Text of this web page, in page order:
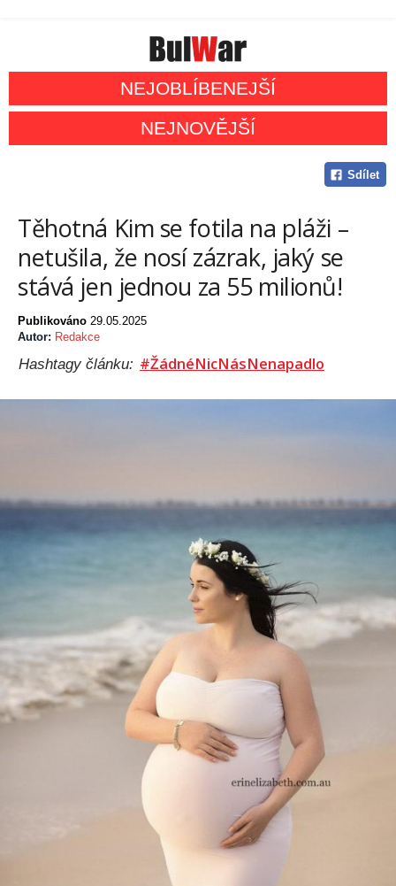
NEJOBLÍBENEJŠÍ
NEJNOVĚJŠÍ
Sdílet
Těhotná Kim se fotila na pláži –
netušila, že nosí zázrak, jaký se
stává jen jednou za 55 milionů!
Publikováno 29.05.2025
Autor: Redakce
Hashtagy článku: #ŽádnéNicNásNenapadlo